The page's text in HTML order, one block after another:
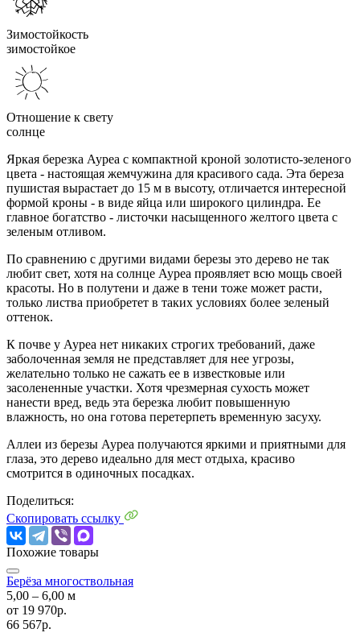
Зимостойкость
зимостойкое
Отношение к свету
солнце
Яркая березка Ауреа с компактной кроной золотисто-зеленого
цвета - настоящая жемчужина для красивого сада. Эта береза
пушистая вырастает до 15 м в высоту, отличается интересной
формой кроны - в виде яйца или широкого цилиндра. Ее
главное богатство - листочки насыщенного желтого цвета с
зеленым отливом.
По сравнению с другими видами березы это дерево не так
любит свет, хотя на солнце Ауреа проявляет всю мощь своей
красоты. Но в полутени и даже в тени тоже может расти,
только листва приобретет в таких условиях более зеленый
оттенок.
К почве у Ауреа нет никаких строгих требований, даже
заболоченная земля не представляет для нее угрозы,
желательно только не сажать ее в известковые или
засолененные участки. Хотя чрезмерная сухость может
нанести вред, ведь эта березка любит повышенную
влажность, но она готова перетерпеть временную засуху.
Аллеи из березы Ауреа получаются яркими и приятными для
глаза, это дерево идеально для мест отдыха, красиво
смотрится в одиночных посадках.
Поделиться:
Скопировать ссылку
Похожие товары
Берёза многоствольная
5,00 ‒ 6,00 м
от 19 970р.
66 567р.